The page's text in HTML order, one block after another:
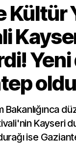
Kültür
oldu
Bakanlığınca
Kayseri
ise